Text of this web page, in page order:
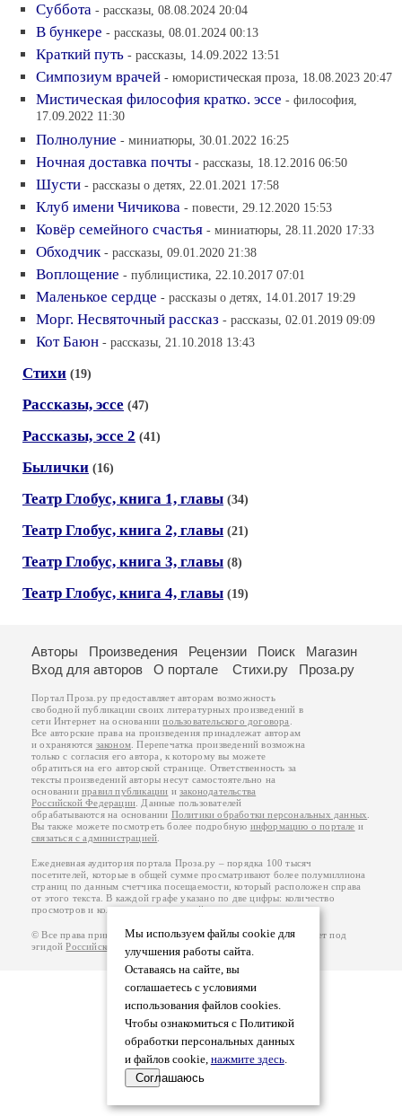
Суббота - рассказы, 08.08.2024 20:04
В бункере - рассказы, 08.01.2024 00:13
Краткий путь - рассказы, 14.09.2022 13:51
Симпозиум врачей - юмористическая проза, 18.08.2023 20:47
Мистическая философия кратко. эссе - философия,
17.09.2022 11:30
Полнолуние - миниатюры, 30.01.2022 16:25
Ночная доставка почты - рассказы, 18.12.2016 06:50
Шусти - рассказы о детях, 22.01.2021 17:58
Клуб имени Чичикова - повести, 29.12.2020 15:53
Ковёр семейного счастья - миниатюры, 28.11.2020 17:33
Обходчик - рассказы, 09.01.2020 21:38
Воплощение - публицистика, 22.10.2017 07:01
Маленькое сердце - рассказы о детях, 14.01.2017 19:29
Морг. Несвяточный рассказ - рассказы, 02.01.2019 09:09
Кот Баюн - рассказы, 21.10.2018 13:43
Стихи (19)
Рассказы, эссе (47)
Рассказы, эссе 2 (41)
Былички (16)
Театр Глобус, книга 1, главы (34)
Театр Глобус, книга 2, главы (21)
Театр Глобус, книга 3, главы (8)
Театр Глобус, книга 4, главы (19)
Мы используем файлы cookie для
улучшения работы сайта.
Оставаясь на сайте, вы
соглашаетесь с условиями
использования файлов cookies.
Чтобы ознакомиться с Политикой
обработки персональных данных
и файлов cookie, нажмите здесь.
Соглашаюсь
Авторы Произведения Рецензии Поиск
Магазин
Вход для авторов
О портале Стихи.ру Проза.ру
Портал Проза.ру предоставляет авторам возможность
свободной публикации своих литературных произведений в
сети Интернет на основаниипользовательского договора
Все авторские права на произведения принадлежат авторам
и охраняются законом . Перепечатка произведений возможна
только с согласия его автора, к которому вы можете
обратиться на его авторской странице. Ответственность за
тексты произведений авторы несут самостоятельно на
основанииправил публикации изаконодательства
Российской Федерации . Данные пользователей
обрабатываются на основании Политики обработки персональных данных
Вы также можете посмотреть более подробную информацию о портале и
связаться с администрацией
Ежедневная аудитория портала Проза.ру – порядка 100 тысяч
посетителей, которые в общей сумме просматривают более полумиллиона
страниц по данным счетчика посещаемости, который расположен справа
от этого текста. В каждой графе указано по две цифры: количество
просмотров и количество посетителей.
© Все права принадлежат авторам, 2000-2026. Портал работает под
эгидойРоссийского союза писателей.